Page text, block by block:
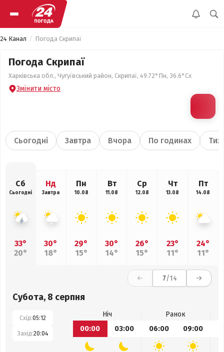
24 Канал Погода Скрипаї
Погода Скрипаї
Харківська обл., Чугуївський район, Скрипаї, 49.72°Пн, 36.6°Сх
Змінити місто
Сьогодні Завтра Вчора По годинах
Сб
Сьогодні
33°
20°
Нд
Завтра
30°
18°
Пн
10.08
29°
15°
Вт
11.08
30°
14°
Ср
12.08
26°
15°
Чт
13.08
23°
11°
Пт
14.08
24°
11°
7/14
Субота, 8 серпня
Схід:05:12
Захід:20:04
Ніч
Ранок
00:00
03:00 06:00 09:00